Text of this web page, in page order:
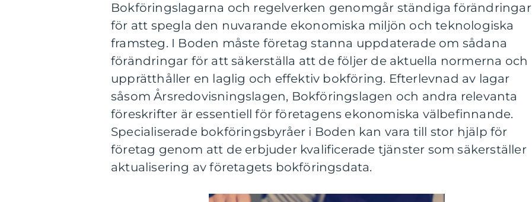
Bokföringslagarna och regelverken genomgår ständiga förändringar
för att spegla den nuvarande ekonomiska miljön och teknologiska
framsteg. I Boden måste företag stanna uppdaterade om sådana
förändringar för att säkerställa att de följer de aktuella normerna och
upprätthåller en laglig och effektiv bokföring. Efterlevnad av lagar
såsom Årsredovisningslagen, Bokföringslagen och andra relevanta
föreskrifter är essentiell för företagens ekonomiska välbefinnande.
Specialiserade bokföringsbyråer i Boden kan vara till stor hjälp för
företag genom att de erbjuder kvalificerade tjänster som säkerställer
aktualisering av företagets bokföringsdata.